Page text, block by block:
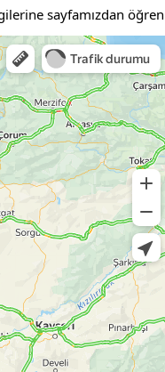
sayfamızdan